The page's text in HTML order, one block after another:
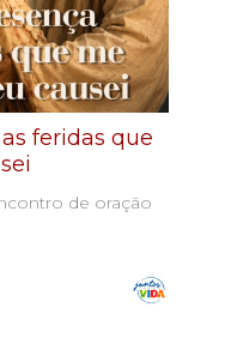
feridas que
de oração